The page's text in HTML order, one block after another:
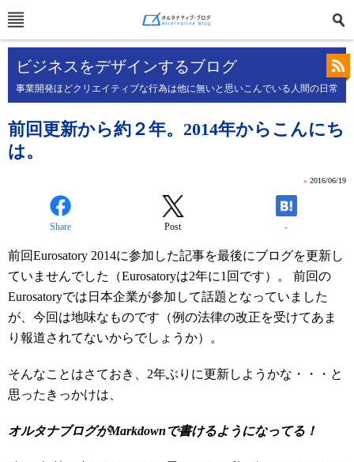
ビジネスをデザインするブログ
事業開発ほどクリエイティブな行為は他に無いと思いこんでいる人間の日常
前回更新から約２年。2014年からこんにち
は。
» 2016/06/19
Share Post -
前回Eurosatory 2014に参加した記事を最後にブログを更新し
ていませんでした（Eurosatoryは2年に1回です）。 前回の
Eurosatoryでは日本企業が参加して話題となっていました
が、今回は地味なものです（例の法律の改正を受けてあま
り報道されてないからでしょうか）。
そんなことはさておき、2年ぶりに更新しようかな・・・と
思ったきっかけは、
オルタナブログがMarkdownで書けるようになってる！